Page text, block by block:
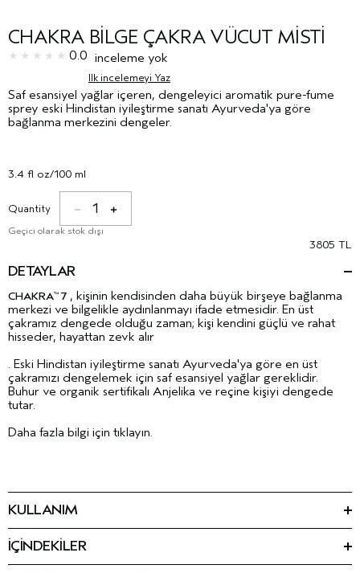
CHAKRA BILGE ÇAKRA VÜCUT MISTI
0.0 inceleme yok
Ilk incelemeyi Yaz
Saf esansiyel yağlar içeren, dengeleyici aromatik pure-fume
sprey eski Hindistan iyileştirme sanatı Ayurveda'ya göre
bağlanma merkezini dengeler.
3.4 fl oz/100 ml
Quantity 1
Geçici olarak stok dışı
3805 TL
DETAYLAR
CHAKRA™ 7 , kişinin kendisinden daha büyük birşeye bağlanma
merkezi ve bilgelikle aydınlanmayı ifade etmesidir. En üst
çakramız dengede olduğu zaman; kişi kendini güçlü ve rahat
hisseder, hayattan zevk alır
. Eski Hindistan iyileştirme sanatı Ayurveda'ya göre en üst
çakramızı dengelemek için saf esansiyel yağlar gereklidir.
Buhur ve organik sertifikalı Anjelika ve reçine kişiyi dengede
tutar.
Daha fazla bilgi için tıklayın.
KULLANIM
İÇİNDEKİLER